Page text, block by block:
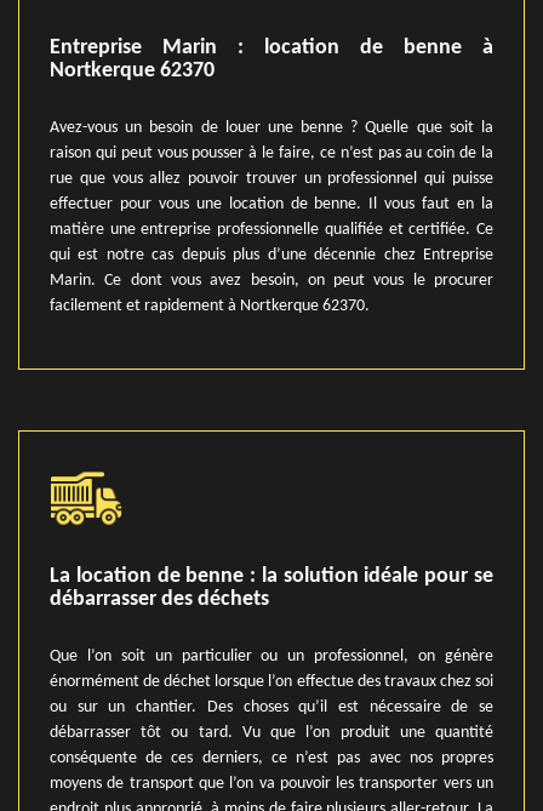
Entreprise Marin : location de benne à
Nortkerque 62370
Avez-vous un besoin de louer une benne ? Quelle que soit la
raison qui peut vous pousser à le faire, ce n’est pas au coin de la
rue que vous allez pouvoir trouver un professionnel qui puisse
effectuer pour vous une location de benne. Il vous faut en la
matière une entreprise professionnelle qualifiée et certifiée. Ce
qui est notre cas depuis plus d’une décennie chez Entreprise
Marin. Ce dont vous avez besoin, on peut vous le procurer
facilement et rapidement à Nortkerque 62370.
La location de benne : la solution idéale pour se
débarrasser des déchets
Que l’on soit un particulier ou un professionnel, on génère
énormément de déchet lorsque l’on effectue des travaux chez soi
ou sur un chantier. Des choses qu’il est nécessaire de se
débarrasser tôt ou tard. Vu que l’on produit une quantité
conséquente de ces derniers, ce n’est pas avec nos propres
moyens de transport que l’on va pouvoir les transporter vers un